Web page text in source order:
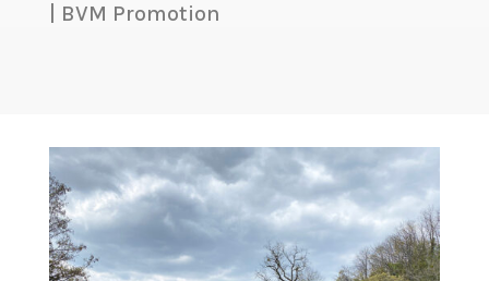
| BVM Promotion